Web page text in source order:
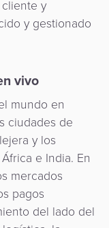
y
y gestionado
vivo
mundo en
ciudades de
y los
e India. En
mercados
pagos
del lado del